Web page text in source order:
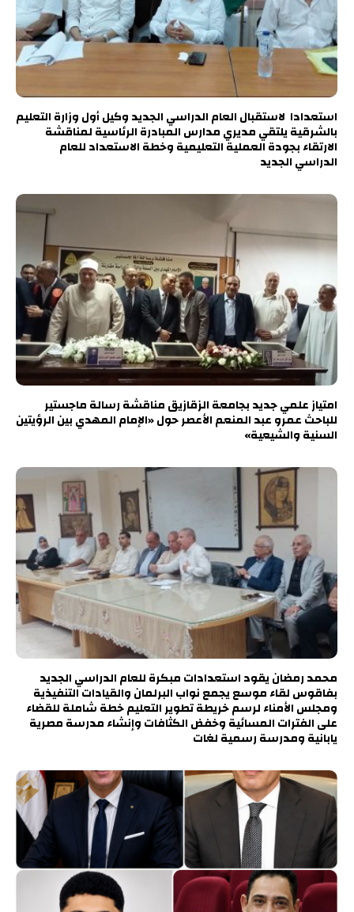
استعدادا لاستقبال العام الدراسي الجديد وكيل أول وزارة التعليم
بالشرقية يلتقي مديري مدارس المبادرة الرئاسية لمناقشة
الارتقاء بجودة العملية التعليمية وخطة الاستعداد للعام
الدراسي الجديد
امتياز علمي جديد بجامعة الزقازيق مناقشة رسالة ماجستير
للباحث عمرو عبد المنعم الأعصر حول «الإمام المهدي بين الرؤيتين
السنية والشيعية»
محمد رمضان يقود استعدادات مبكرة للعام الدراسي الجديد
بفاقوس لقاء موسع يجمع نواب البرلمان والقيادات التنفيذية
ومجلس الأمناء لرسم خريطة تطوير التعليم خطة شاملة للقضاء
على الفترات المسائية وخفض الكثافات وإنشاء مدرسة مصرية
يابانية ومدرسة رسمية لغات